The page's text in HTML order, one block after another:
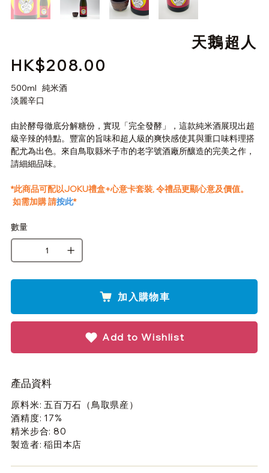
天鵝超人
價HK$208.00
500ml 純米酒
淡麗辛口
由於酵母徹底分解糖份，實現「完全發酵」，這款純米酒展現出超
級辛辣的特點。豐富的旨味和超人級的爽快感使其與重口味料理搭
配尤為出色。來自鳥取縣米子市的老字號酒廠所釀造的完美之作，
請細細品味。
*此商品可配以JOKU禮盒+心意卡套裝, 令禮品更顯心意及價值。
如需加購 請按此*
數量
加入購物車
Add to Wishlist
產品資料
原料米: 五百万石（鳥取県産）
酒精度: 17%
精米步合: 80
製造者: 稲田本店